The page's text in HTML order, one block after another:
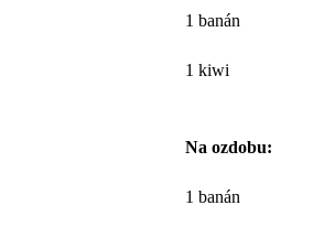
1 banán
1 kiwi
Na ozdobu:
1 banán